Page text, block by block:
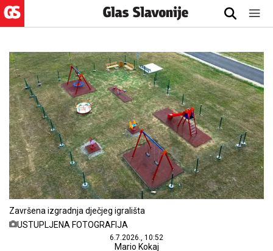
Završena izgradnja dječjeg igrališta
USTUPLJENA FOTOGRAFIJA
6.7.2026., 10:52
Mario Kokaj